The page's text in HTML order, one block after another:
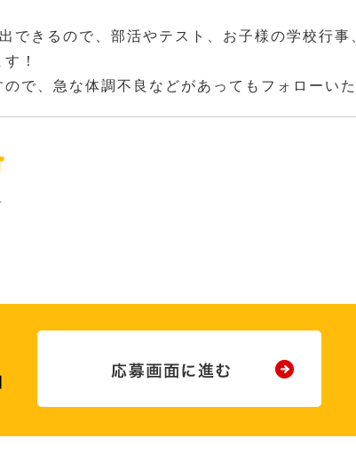
できるので、部活やテスト、お子様の学校行事
！
で、急な体調不良などがあってもフォローいた